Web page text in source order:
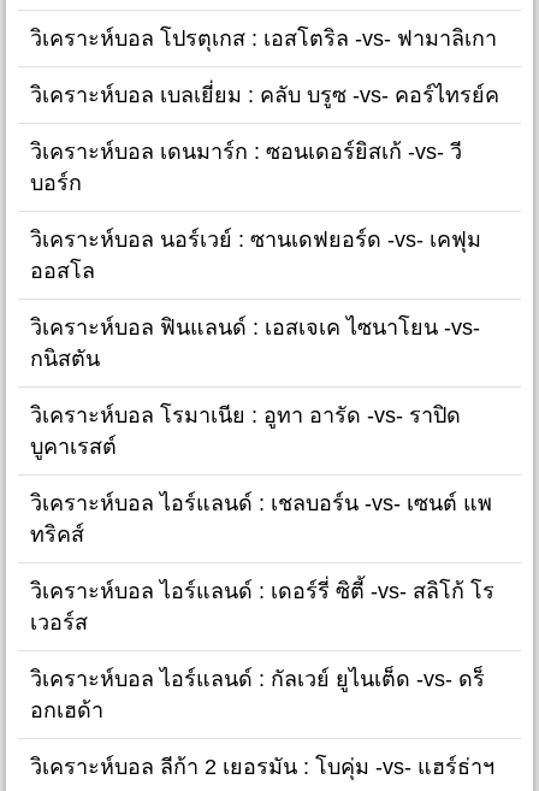
วิเคราะห์บอล โปรตุเกส : เอสโตริล -vs- ฟามาลิเกา
วิเคราะห์บอล เบลเยี่ยม : คลับ บรูซ -vs- คอร์ไทรย์ค
วิเคราะห์บอล เดนมาร์ก : ซอนเดอร์ยิสเก้ -vs- วี
บอร์ก
วิเคราะห์บอล นอร์เวย์ : ซานเดฟยอร์ด -vs- เคฟุม
ออสโล
วิเคราะห์บอล ฟินแลนด์ : เอสเจเค ไซนาโยน -vs-
กนิสตัน
วิเคราะห์บอล โรมาเนีย : อูทา อารัด -vs- ราปิด
บูคาเรสต์
วิเคราะห์บอล ไอร์แลนด์ : เชลบอร์น -vs- เซนต์ แพ
ทริคส์
วิเคราะห์บอล ไอร์แลนด์ : เดอร์รี่ ซิตี้ -vs- สลิโก้ โร
เวอร์ส
วิเคราะห์บอล ไอร์แลนด์ : กัลเวย์ ยูไนเต็ด -vs- ดร็
อกเฮด้า
วิเคราะห์บอล ลีก้า 2 เยอรมัน : โบคุ่ม -vs- แฮร์ธ่าฯ